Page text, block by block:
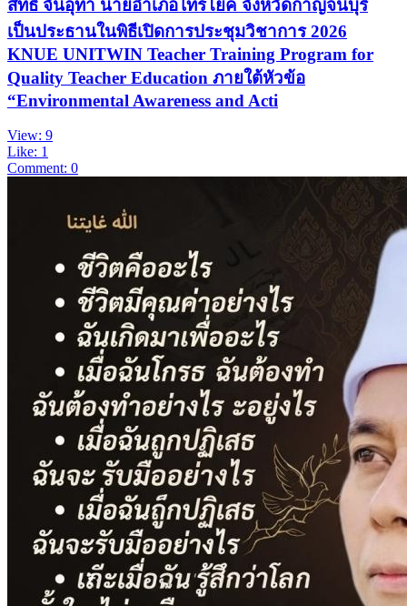
สิทธิ์ จันอุทา นายอำเภอไทรโยค จังหวัดกาญจนบุรี
เป็นประธานในพิธีเปิดการประชุมวิชาการ 2026
KNUE UNITWIN Teacher Training Program for
Quality Teacher Education ภายใต้หัวข้อ
“Environmental Awareness and Acti
View: 9
Like: 1
Comment: 0